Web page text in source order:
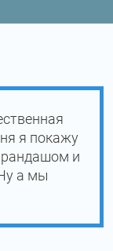
я покажу
и
а мы